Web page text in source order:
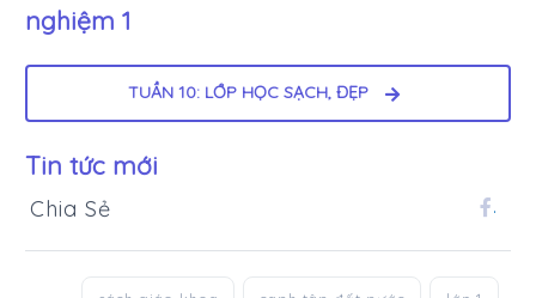
nghiệm 1
TUẦN 10: LỚP HỌC SẠCH, ĐẸP
Tin tức mới
Chia Sẻ .